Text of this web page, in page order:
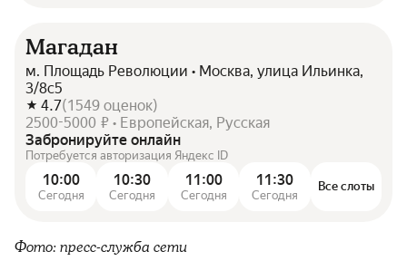
Магадан
м. Площадь Революции • Москва, улица Ильинка,
3/8с5
4.7(1549 оценок)
2500-5000 ₽ • Европейская, Русская
Забронируйте онлайн
Потребуется авторизация Яндекс ID
10:00
Сегодня
10:30
Сегодня
11:00
Сегодня
11:30
Сегодня
Все слоты
Фото: пресс-служба сети